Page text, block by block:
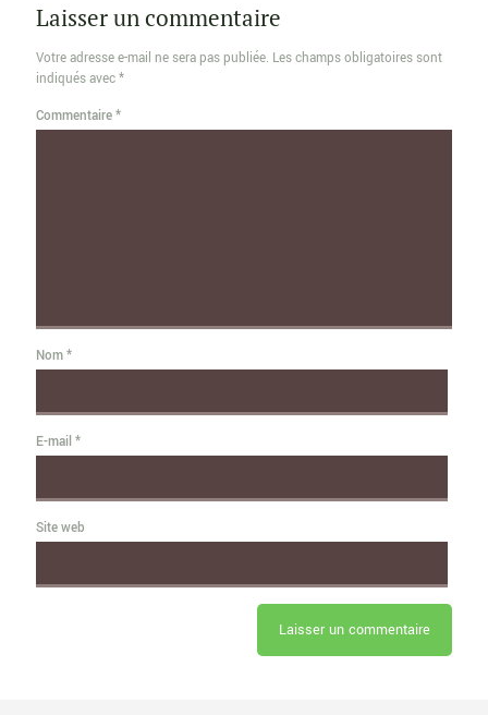
Laisser un commentaire
Votre adresse e-mail ne sera pas publiée. Les champs obligatoires sont
indiqués avec*
Commentaire*
Nom*
E-mail *
Site web